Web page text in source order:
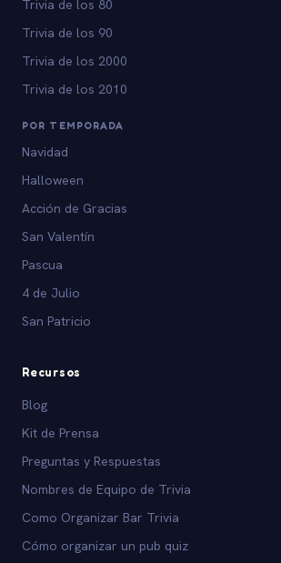
Trivia de los 80
Trivia de los 90
Trivia de los 2000
Trivia de los 2010
POR TEMPORADA
Navidad
Halloween
Acción de Gracias
San Valentín
Pascua
4 de Julio
San Patricio
Recursos
Blog
Kit de Prensa
Preguntas y Respuestas
Nombres de Equipo de Trivia
Como Organizar Bar Trivia
Cómo organizar un pub quiz